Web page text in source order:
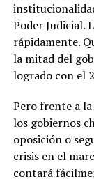
Poder Judicial.
rápidamente.
la mitad del
logrado con el
Pero frente a
los gobiernos
oposición o
crisis en el
contará